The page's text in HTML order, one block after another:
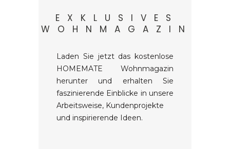
EXKLUSIVES
WOHNMAGAZIN
Laden Sie jetzt das kostenlose
HOMEMATE Wohnmagazin
herunter und erhalten Sie
faszinierende Einblicke in unsere
Arbeitsweise, Kundenprojekte
und inspirierende Ideen.